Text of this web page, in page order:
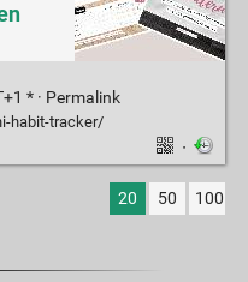
* · Permalink
habit-tracker/
·
20 50 100